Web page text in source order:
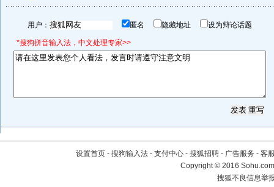
用户： 匿名 隐藏地址 设为辩论话题
*搜狗拼音输入法，中文处理专家>>
设置首页 - 搜狗输入法 - 支付中心 - 搜狐招聘 - 广告服务 - 客
Copyright©2016
搜狐不良信息举